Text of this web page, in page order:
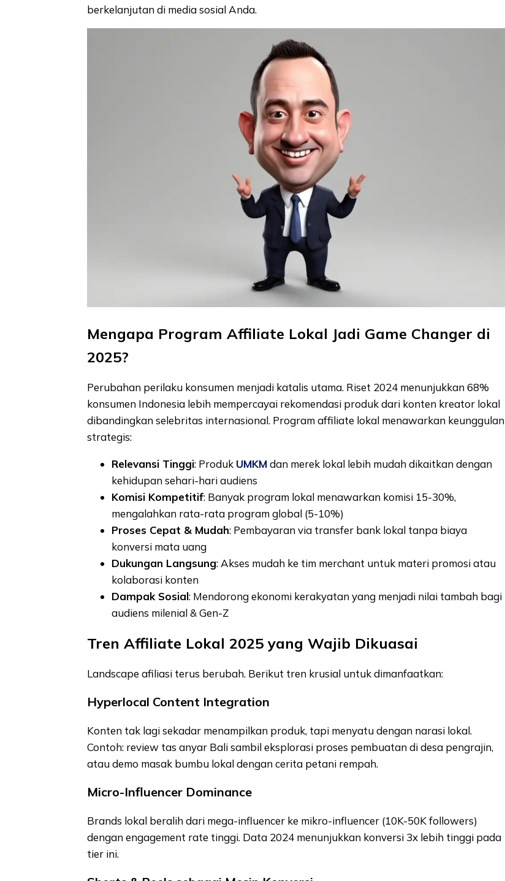
berkelanjutan di media sosial Anda.
Mengapa Program Affiliate Lokal Jadi Game Changer di
2025?
Perubahan perilaku konsumen menjadi katalis utama. Riset 2024 menunjukkan 68%
konsumen Indonesia lebih mempercayai rekomendasi produk dari konten kreator lokal
dibandingkan selebritas internasional. Program affiliate lokal menawarkan keunggulan
strategis:
Relevansi Tinggi: Produk UMKMdan merek lokal lebih mudah dikaitkan dengan
kehidupan sehari-hari audiens
Komisi Kompetitif: Banyak program lokal menawarkan komisi 15-30%,
mengalahkan rata-rata program global (5-10%)
Proses Cepat & Mudah: Pembayaran via transfer bank lokal tanpa biaya
konversi mata uang
Dukungan Langsung: Akses mudah ke tim merchant untuk materi promosi atau
kolaborasi konten
Dampak Sosial: Mendorong ekonomi kerakyatan yang menjadi nilai tambah bagi
audiens milenial & Gen-Z
Tren Affiliate Lokal 2025 yang Wajib Dikuasai
Landscape afiliasi terus berubah. Berikut tren krusial untuk dimanfaatkan:
Hyperlocal Content Integration
Konten tak lagi sekadar menampilkan produk, tapi menyatu dengan narasi lokal.
Contoh: review tas anyar Bali sambil eksplorasi proses pembuatan di desa pengrajin,
atau demo masak bumbu lokal dengan cerita petani rempah.
Micro-Influencer Dominance
Brands lokal beralih dari mega-influencer ke mikro-influencer (10K-50K followers)
dengan engagement rate tinggi. Data 2024 menunjukkan konversi 3x lebih tinggi pada
tier ini.